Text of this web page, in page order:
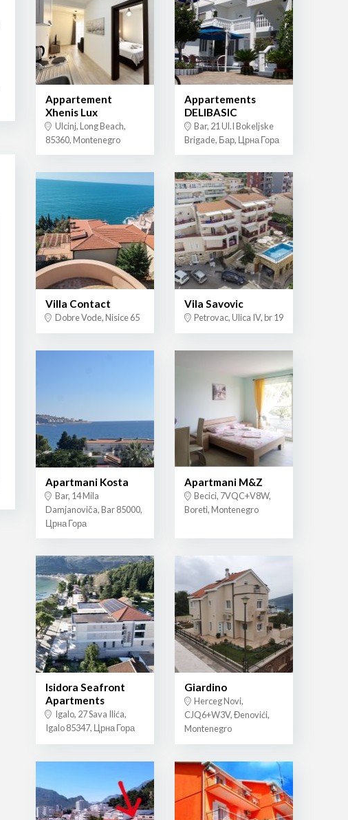
Appartement
Xhenis Lux
Ulcinj, Long Beach,
85360, Montenegro
Appartements
DELIBASIC
Bar, 21 Ul.I Bokeljske
Brigade, Бар, Црна Гора
Villa Contact
Dobre Vode, Nisice 65
Vila Savovic
Petrovac, Ulica IV, br 19
Apartmani Kosta
Bar, 14 Mila
Damjanoviča, Bar 85000,
Црна Гора
Apartmani M&Z
Becici, 7VQC+V8W,
Boreti, Montenegro
Isidora Seafront
Apartments
Igalo, 27 Sava Ilića,
Igalo 85347, Црна Гора
Giardino
Herceg Novi,
CJQ6+W3V, Đenovići,
Montenegro